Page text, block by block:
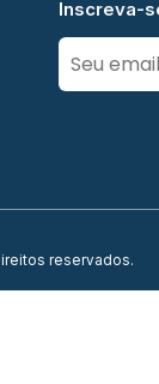
Inscreva-
reservados.